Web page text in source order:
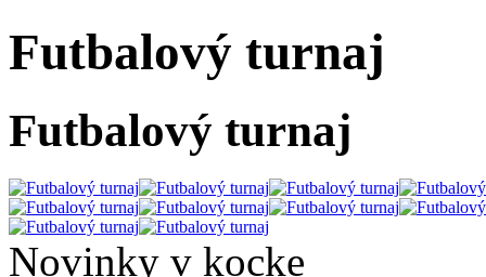
Futbalový turnaj
Futbalový turnaj
Novinky v kocke